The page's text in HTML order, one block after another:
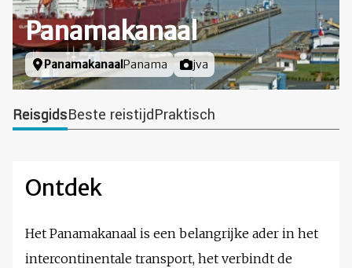
Panamakanaal
Locatie
Panamakanaal Panama Foto door
jva
ReisgidsBeste reistijdPraktisch
Ontdek
Het Panamakanaal is een belangrijke ader in het
intercontinentale transport, het verbindt de